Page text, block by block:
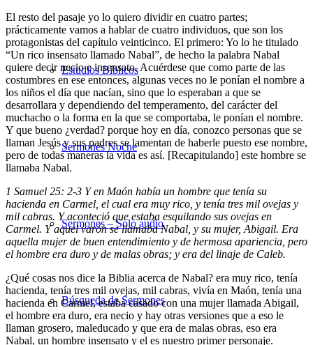
Estudios Bíblicos
Sermones Noche
Sermones – Solo audio
Búsqueda de Sermones
El resto del pasaje yo lo quiero dividir en cuatro partes;
prácticamente vamos a hablar de cuatro individuos, que son los
protagonistas del capítulo veinticinco. El primero: Yo lo he titulado
“Un rico insensato llamado Nabal”, de hecho la palabra Nabal
quiere decir necio e insensato. Acuérdese que como parte de las
costumbres en ese entonces, algunas veces no le ponían el nombre a
los niños el día que nacían, sino que lo esperaban a que se
desarrollara y dependiendo del temperamento, del carácter del
muchacho o la forma en la que se comportaba, le ponían el nombre.
Y que bueno ¿verdad? porque hoy en día, conozco personas que se
llaman Jesús y sus padres se lamentan de haberle puesto ese nombre,
pero de todas maneras la vida es así. [Recapitulando] este hombre se
llamaba Nabal.
1 Samuel 25: 2-3 Y en Maón había un hombre que tenía su
hacienda en Carmel, el cual era muy rico, y tenía tres mil ovejas y
mil cabras. Y aconteció que estaba esquilando sus ovejas en
Carmel. Yaquel varón se llamaba Nabal, y su mujer, Abigail. Era
aquella mujer de buen entendimiento y de hermosa apariencia, pero
el hombre era duro y de malas obras; y era del linaje de Caleb.
¿Qué cosas nos dice la Biblia acerca de Nabal? era muy rico, tenía
hacienda, tenía tres mil ovejas, mil cabras, vivía en Maón, tenía una
hacienda en Carmel, estaba casado con una mujer llamada Abigail,
el hombre era duro, era necio y hay otras versiones que a eso le
llaman grosero, maleducado y que era de malas obras, eso era
Nabal, un hombre insensato y el es nuestro primer personaje.